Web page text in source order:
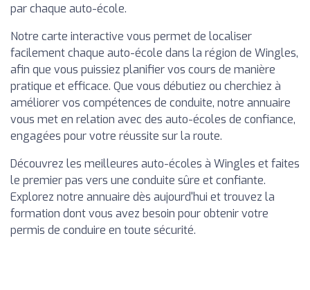
par chaque auto-école.
Notre carte interactive vous permet de localiser
facilement chaque auto-école dans la région de Wingles,
afin que vous puissiez planifier vos cours de manière
pratique et efficace. Que vous débutiez ou cherchiez à
améliorer vos compétences de conduite, notre annuaire
vous met en relation avec des auto-écoles de confiance,
engagées pour votre réussite sur la route.
Découvrez les meilleures auto-écoles à Wingles et faites
le premier pas vers une conduite sûre et confiante.
Explorez notre annuaire dès aujourd'hui et trouvez la
formation dont vous avez besoin pour obtenir votre
permis de conduire en toute sécurité.